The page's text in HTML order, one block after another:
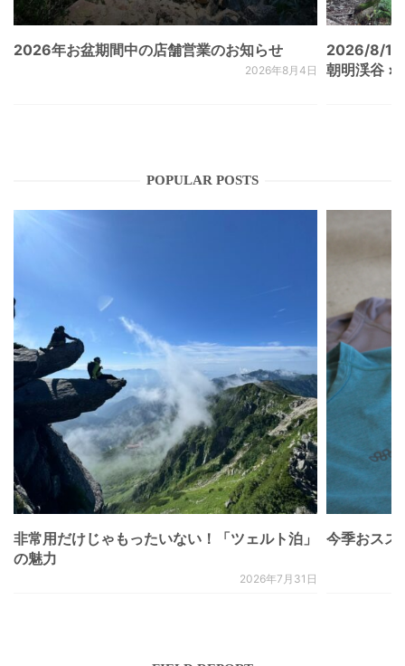
2026年お盆期間中の店舗営業のお知らせ
2026年8月4日
2026/8/
朝明渓谷 ×
POPULAR POSTS
非常用だけじゃもったいない！「ツェルト泊」
の魅力
2026年7月31日
今季おスス